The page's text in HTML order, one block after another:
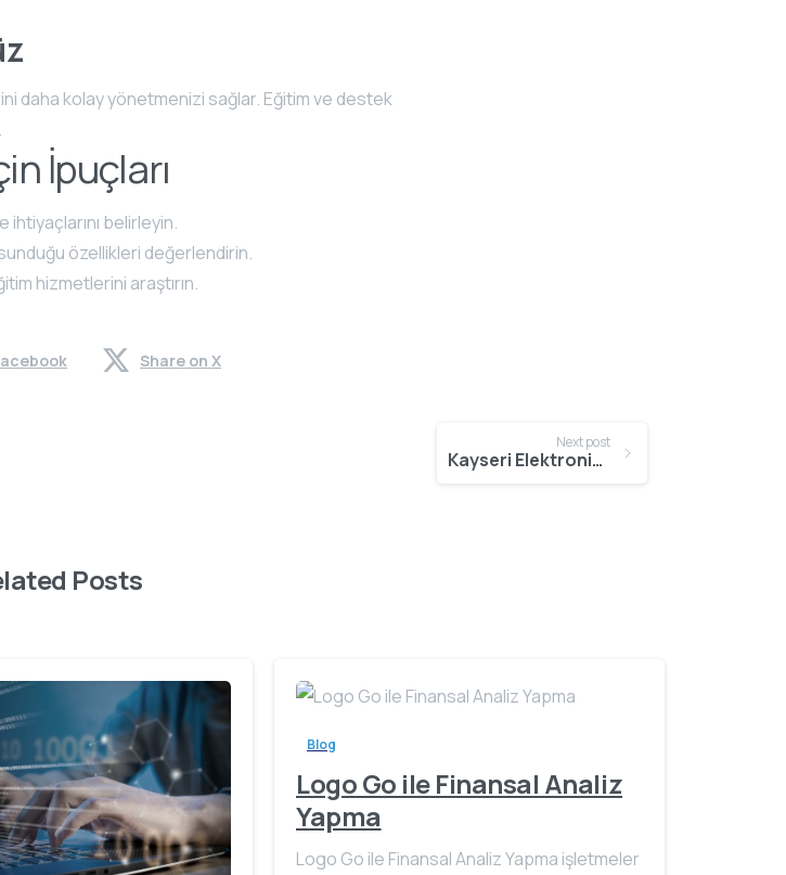
daha kolay yönetmenizi sağlar. Eğitim ve destek
İpuçları
belirleyin.
sunduğu özellikleri değerlendirin.
hizmetlerini araştırın.
Share on X
Next post
Kayseri Elektronik Belge Uygulaması
Posts
Blog
Logo Go ile Finansal Analiz
Yapma
Logo Go ile Finansal Analiz Yapma işletmeler